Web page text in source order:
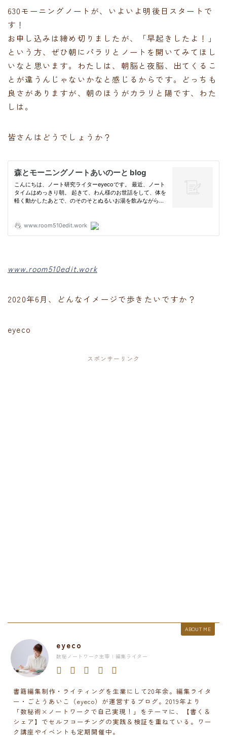
630モーニングノートが、いよいよ明後日スタートで
す！
お申し込みは締め切りましたが、「早起きしたよ！」
という方、ぜひ朝にパラリとノートを開いてみてほし
いなと思います。わたしは、朝脳と夜脳、出てくるこ
とが違うんじゃないかなと感じるからです。どっちも
良さがありますが、朝のほうがカラリと陽です、わた
しは。
皆さんはどうでしょうか？
www.room510edit.work
2020年6月、どんなイメージで歩きたいですか？
eyeco
スポンサーリンク
ABOUT ME
eyeco
数秘ノートワーク主宰 | 編集ライター
書籍編集制作・ライティングを生業にして20年余。編集ライタ
ー・ごとうあいこ（eyeco）が運営するブログ。2019年より
「数秘術×ノートワークで自己実現！」をテーマに、【書く＆
シェア】でセルフコーチングの実践＆検証を重ねている。ワー
ク講座やイベントも定期開催中。